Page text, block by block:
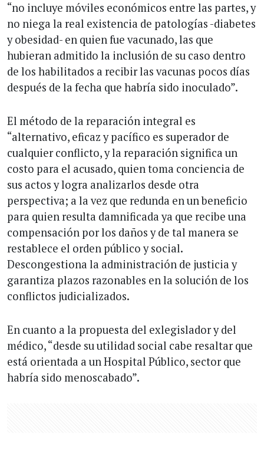
“no incluye móviles económicos entre las partes, y
no niega la real existencia de patologías -diabetes
y obesidad- en quien fue vacunado, las que
hubieran admitido la inclusión de su caso dentro
de los habilitados a recibir las vacunas pocos días
después de la fecha que habría sido inoculado”.
El método de la reparación integral es
“alternativo, eficaz y pacífico es superador de
cualquier conflicto, y la reparación significa un
costo para el acusado, quien toma conciencia de
sus actos y logra analizarlos desde otra
perspectiva; a la vez que redunda en un beneficio
para quien resulta damnificada ya que recibe una
compensación por los daños y de tal manera se
restablece el orden público y social.
Descongestiona la administración de justicia y
garantiza plazos razonables en la solución de los
conflictos judicializados.
En cuanto a la propuesta del exlegislador y del
médico, “desde su utilidad social cabe resaltar que
está orientada a un Hospital Público, sector que
habría sido menoscabado”.